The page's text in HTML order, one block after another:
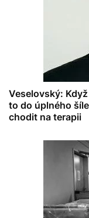
Veselovský:
to do úplného
chodit na terapii